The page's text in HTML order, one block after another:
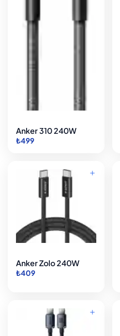
Anker 310 240W
₺499
Anker Zolo 240W
₺409